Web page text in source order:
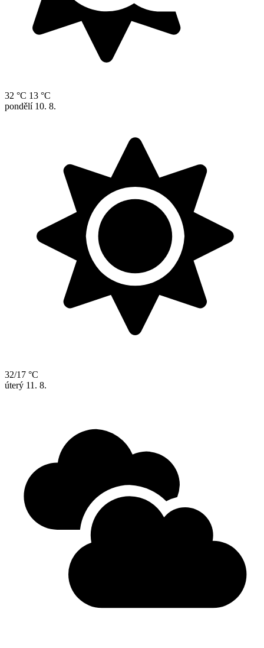
32 °C 13 °C
pondělí 10. 8.
32/17 °C
úterý 11. 8.